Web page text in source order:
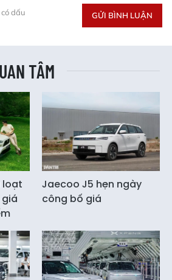
dấu GỬI BÌNH LUẬN
TÂM
loạt
Jaecoo J5 hẹn ngày
công bố giá